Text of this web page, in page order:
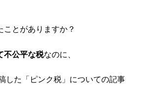
ことがありますか？
不公平な税なのに、
した「ピンク税」についての記事